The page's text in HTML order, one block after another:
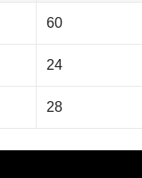
60
24
28